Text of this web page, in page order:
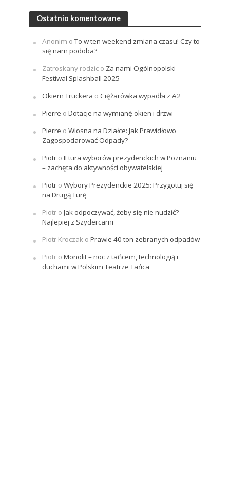
Ostatnio komentowane
Anonim oTo w ten weekend zmiana czasu! Czy to
się nam podoba?
Zatroskany rodzico Za nami Ogólnopolski
Festiwal Splashball 2025
Okiem Truckera o Ciężarówka wypadła z A2
Pierre o Dotacje na wymianę okien i drzwi
Pierre o Wiosna na Działce: Jak Prawidłowo
Zagospodarować Odpady?
Piotro II tura wyborów prezydenckich w Poznaniu
– zachęta do aktywności obywatelskiej
Piotro Wybory Prezydenckie 2025: Przygotuj się
na Drugą Turę
Piotro Jak odpoczywać, żeby się nie nudzić?
Najlepiej z Szydercami
Piotr Kroczako Prawie 40 ton zebranych odpadów
Piotro Monolit – noc z tańcem, technologią i
duchami w Polskim Teatrze Tańca